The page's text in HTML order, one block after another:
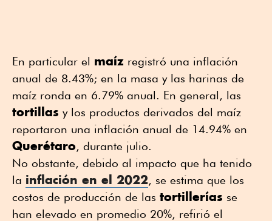
En particular el maíz registró una inflación
anual de 8.43%; en la masa y las harinas de
maíz ronda en 6.79% anual. En general, las
tortillas y los productos derivados del maíz
reportaron una inflación anual de 14.94% en
Querétaro, durante julio.
No obstante, debido al impacto que ha tenido
la inflación en el 2022, se estima que los
costos de producción de las tortillerías se
han elevado en promedio 20%, refirió el